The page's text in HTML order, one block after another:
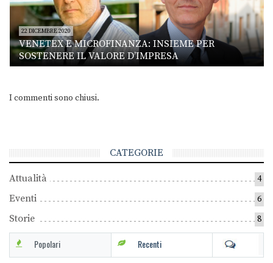
22 DICEMBRE 2020
VENETEX E MICROFINANZA: INSIEME PER
SOSTENERE IL VALORE D’IMPRESA
I commenti sono chiusi.
CATEGORIE
Attualità 4
Eventi 6
Storie 8
Popolari Recenti